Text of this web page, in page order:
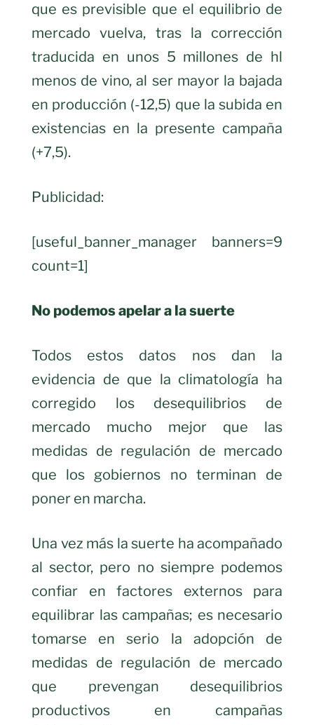
que es previsible que el equilibrio de
mercado vuelva, tras la corrección
traducida en unos 5 millones de hl
menos de vino, al ser mayor la bajada
en producción (-12,5) que la subida en
existencias en la presente campaña
(+7,5).
Publicidad:
[useful_banner_manager banners=9
count=1]
No podemos apelar a la suerte
Todos estos datos nos dan la
evidencia de que la climatología ha
corregido los desequilibrios de
mercado mucho mejor que las
medidas de regulación de mercado
que los gobiernos no terminan de
poner en marcha.
Una vez más la suerte ha acompañado
al sector, pero no siempre podemos
confiar en factores externos para
equilibrar las campañas; es necesario
tomarse en serio la adopción de
medidas de regulación de mercado
que prevengan desequilibrios
productivos en campañas